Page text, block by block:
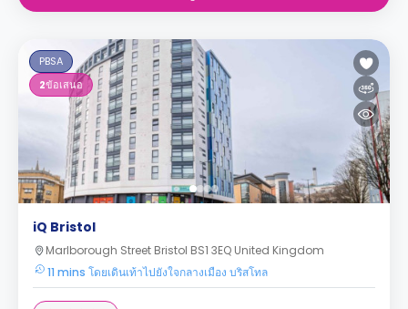
PBSA
2ข้อเสนอ
iQ Bristol
Marlborough Street Bristol BS1 3EQ United Kingdom
11 mins โดยเดินเท้าไปยังใจกลางเมือง บริสโทล